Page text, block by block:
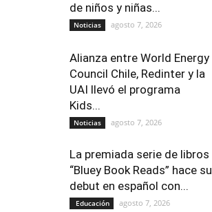
de niños y niñas...
Noticias agosto 7, 2026
Alianza entre World Energy
Council Chile, Redinter y la
UAI llevó el programa
Kids...
Noticias agosto 7, 2026
La premiada serie de libros
“Bluey Book Reads” hace su
debut en español con...
Educación agosto 7, 2026